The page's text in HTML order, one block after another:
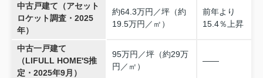
中古戸建て（アセット
ロケット調査・2025
年）
約64.3万円／坪（約
19.5万円／㎡）
前年より
15.4％上昇
中古一戸建て
（LIFULL HOME'S推
定・2025年9月）
95万円／坪（約29万
円／㎡）
——